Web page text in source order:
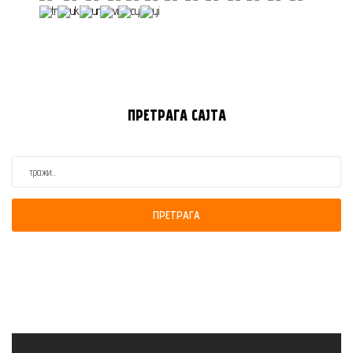
ПРЕТРАГА САЈТА
ПРЕТРАГА